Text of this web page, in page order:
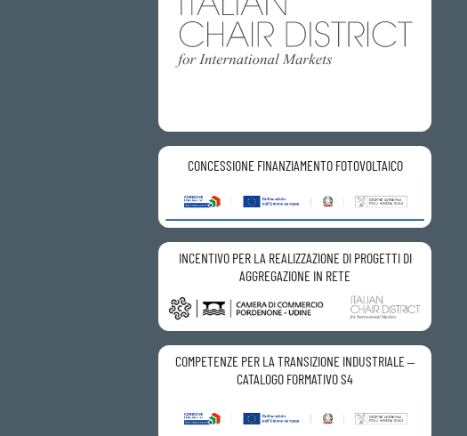
CONCESSIONE FINANZIAMENTO FOTOVOLTAICO
INCENTIVO PER LA REALIZZAZIONE DI PROGETTI DI
AGGREGAZIONE IN RETE
COMPETENZE PER LA TRANSIZIONE INDUSTRIALE –
CATALOGO FORMATIVO S4